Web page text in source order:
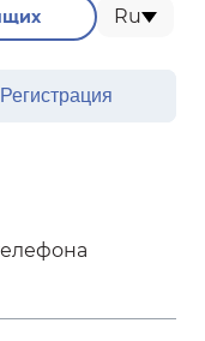
Ru
Регистрация